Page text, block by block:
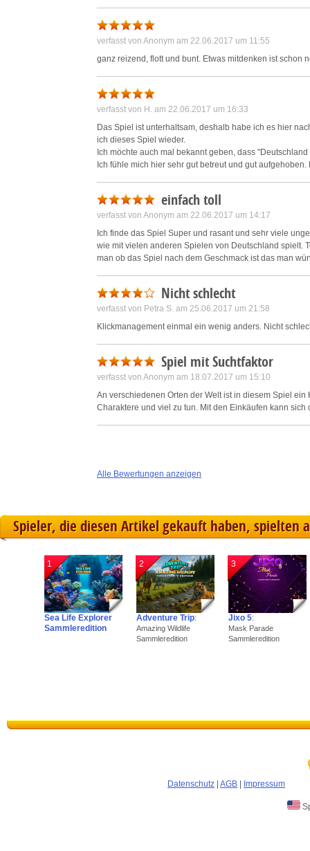
Geräte und schnelleres Agieren der Handlungsfiguren
abzuschließen. Strategische Kniffe sind nur in geringem
verfasst von Anonym am 22.06.2017 um 11:55
ganz reizend, flott und bunt. Etwas mitdenken ist
verfasst von H. am 22.06.2017 um 16:33
Das Spiel ist unterhaltsam, deshalb habe ich es hier
ich dieses Spiel wieder.
Ich möchte auch mal bekannt geben, dass
Ich fühle mich hier sehr gut betreut und gut
einfach toll
verfasst von Anonym am 22.06.2017 um 14:17
Ich finde das Spiel Super und rasant und sehr viele
wie mit vielen anderen Spielen von Deutschland spielt.
man ob das Spiel nach dem Geschmack ist das man
Nicht schlecht
verfasst von Petra S. am 25.06.2017 um 21:58
Klickmanagement einmal ein wenig anders. Nicht
Spiel mit Suchtfaktor
verfasst von Anonym am 18.07.2017 um 15:10
An verschiedenen Orten der Welt ist in diesem Spiel
Charaktere und viel zu tun. Mit den Einkäufen kann
Alle Bewertungen anzeigen
Spieler, die diesen Artikel gekauft haben, spielten
1
Sea Life Explorer
Sammleredition
2
Adventure Trip:
Amazing Wildlife
Sammleredition
3
Jixo 5:
Mask Parade
Sammleredition
Datenschutz AGB Impressum